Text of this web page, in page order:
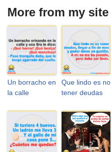
More from my site
Un borracho en
la calle
Que lindo es no
tener deudas